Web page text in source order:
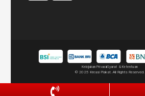
Kebijakan PrivasiSyarat & Ketentuan
© 2025 Kreasi Plakat. All Rights Reserved.